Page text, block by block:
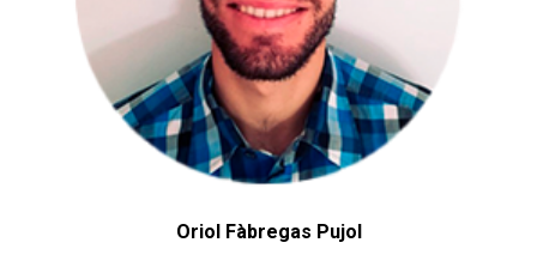
Oriol Fàbregas Pujol